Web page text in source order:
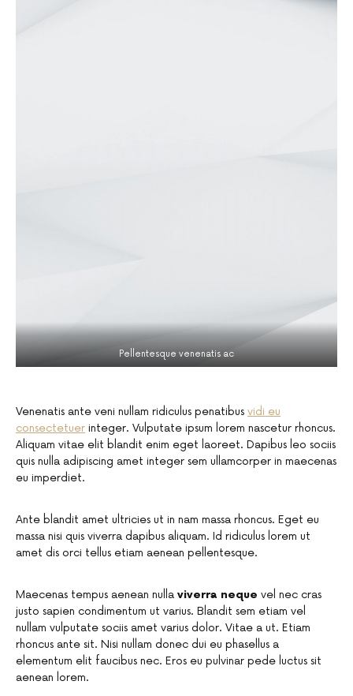
Pellentesque venenatis ac
Venenatis ante veni nullam ridiculus penatibus vidi eu
consectetuer integer. Vulputate ipsum lorem nascetur rhoncus.
Aliquam vitae elit blandit enim eget laoreet. Dapibus leo sociis
quis nulla adipiscing amet integer sem ullamcorper in maecenas
eu imperdiet.
Ante blandit amet ultricies ut in nam massa rhoncus. Eget eu
massa nisi quis viverra dapibus aliquam. Id ridiculus lorem ut
amet dis orci tellus etiam aenean pellentesque.
Maecenas tempus aenean nulla viverra neque vel nec cras
justo sapien condimentum ut varius. Blandit sem etiam vel
nullam vulputate sociis amet varius dolor. Vitae a ut. Etiam
rhoncus ante sit. Nisi nullam donec dui eu phasellus a
elementum elit faucibus nec. Eros eu pulvinar pede luctus sit
aenean lorem.